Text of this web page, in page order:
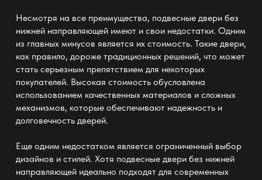
Несмотря на все преимущества, подвесные двери без
нижней направляющейимеют и свои недостатки. Одним
из главных минусов является их стоимость. Такие двери,
как правило, дороже традиционных решений, что может
стать серьезным препятствием для некоторых
покупателей. Высокая стоимость обусловлена
использованием качественных материалов и сложных
механизмов, которые обеспечивают надежность и
долговечность дверей.
Еще одним недостатком является ограниченный выбор
дизайнов и стилей. Хотя подвесные двери без нижней
направляющейидеально подходят для современных